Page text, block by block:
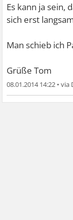
Es kann ja sein,
sich erst
Man schieb ich
Grüße Tom
08.01.2014 14:22 •